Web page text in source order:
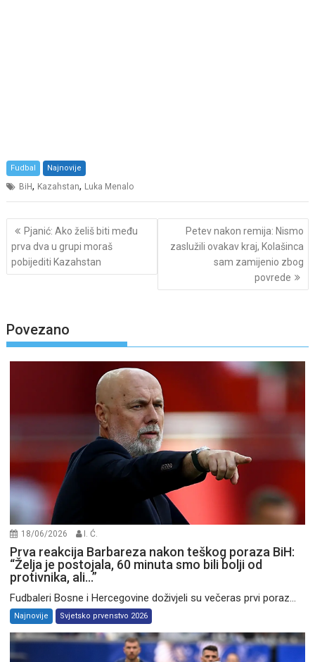
Fudbal Najnovije
BiH, Kazahstan, Luka Menalo
Post
navigation
Pjanić: Ako želiš biti među
prva dva u grupi moraš
pobijediti Kazahstan
Petev nakon remija: Nismo
zaslužili ovakav kraj, Kolašinca
sam zamijenio zbog
povrede
Povezano
18/06/2026 I. Ć.
Prva reakcija Barbareza nakon teškog poraza BiH:
“Želja je postojala, 60 minuta smo bili bolji od
protivnika, ali…”
Fudbaleri Bosne i Hercegovine doživjeli su večeras prvi poraz...
Najnovije Svjetsko prvenstvo 2026